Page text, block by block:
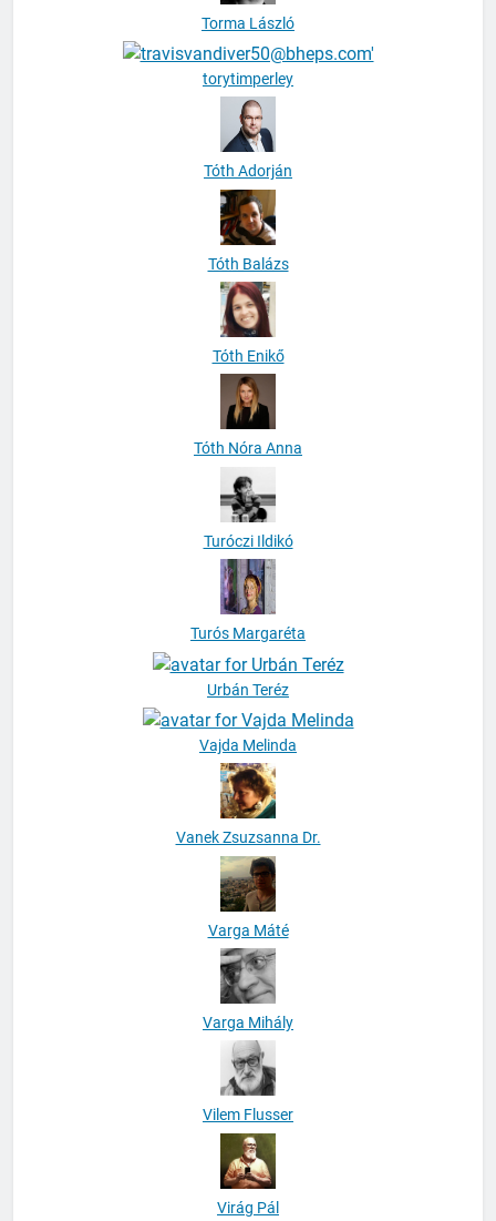
Tóth Adorján
Tóth Balázs
Tóth Enikő
Tóth Nóra Anna
Turóczi Ildikó
Turós Margaréta
Vanek Zsuzsanna Dr.
Varga Máté
Varga Mihály
Vilem Flusser
Virág Pál